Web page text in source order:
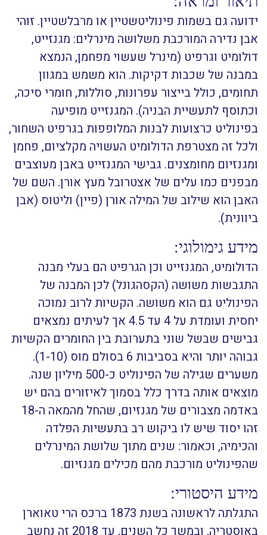
ידועה גם בשמות פינוליטשטיין או מרבלשטיין. זוהי
אבן נדירה המורכבת משלושה מינרלים: מגנזייט,
דולומיט וגרפיט (מינרל שעשוי מפחמן, הנמצא
במבנה של שכבות דקיקות. הוא משמש במגוון
תחומים, כולל בייצור עפרונות, סוללות, חומרי סיכה,
וכתוסף לתעשיית הבניה). המגנזייט מופיעה
בפינוליט כרצועות לבנות המלופפות בגרפיט השחור,
ולכל זה מצטרפת הדולומיט העשויה מקלציום, פחמן
ומגנזיום מחומצנים. גבישי המגנזייט באבן מעוצבים
מבפנים כמו עלים של אצטרובל מעץ אורן. השם של
האבן הוא שילוב של המילה אורן (פיין) וליטוס (אבן
ביוונית).
מידע גימולוגי:
הדולומיט, המגנזייט וכן הגרפיט הם בעלי מבנה
התגבשות משושה (הקסהגונל) לכן המבנה של
הפינוליט גם הוא משושה. הקשיות לרוב נמוכה
יחסית ועומדת על 4 עד 4.5 אך לעיתים נמצאים
גבישים שבשל שוני בתערובת בין החומרים הקשיות
גבוהה יותר והיא בסביבות 6 בסולם מוס (1-10).
משערים שגילה של הפינוליט כ-500 מיליון שנה.
מוצאים אותה בדרך כלל בסמוך לאיזורים בהם יש
באדמה מצבורים של מגנזיום, שהחל מהמאה ה-18
זהו יסוד שיש לו ביקוש רב בתעשיות הפלדה
והכימיה, וכאמור: שנים מתוך שלושת המינרלים
שהפינוליט מורכבת מהם מכילים מגנזיום.
מידע היסטורי:
התגלתה לראשונה בשנת 1873 ברכס הרי טאוארן
באוסטריה, ובמשך כל השנים, עד 2018 זה נחשב